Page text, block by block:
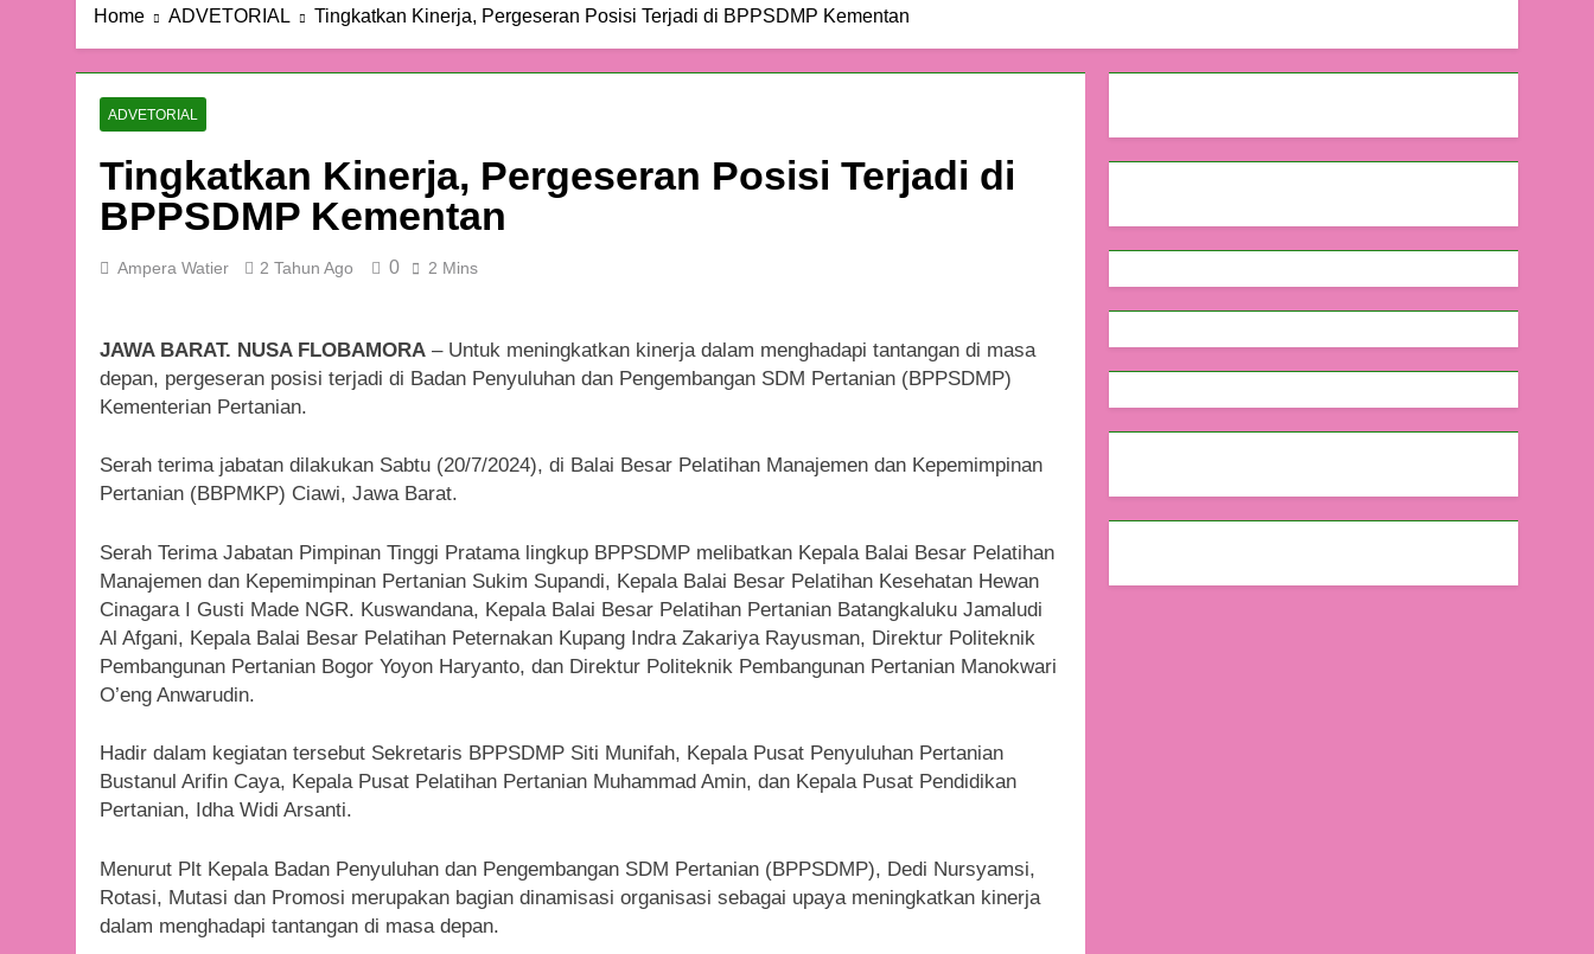
Home ADVETORIAL Tingkatkan Kinerja, Pergeseran Posisi Terjadi di BPPSDMP Kementan
ADVETORIAL
Tingkatkan Kinerja, Pergeseran Posisi Terjadi di
BPPSDMP Kementan
Ampera Watier 2 Tahun Ago 0 2 Mins
JAWA BARAT. NUSA FLOBAMORA – Untuk meningkatkan kinerja dalam menghadapi tantangan di masa
depan, pergeseran posisi terjadi di Badan Penyuluhan dan Pengembangan SDM Pertanian (BPPSDMP)
Kementerian Pertanian.
Serah terima jabatan dilakukan Sabtu (20/7/2024), di Balai Besar Pelatihan Manajemen dan Kepemimpinan
Pertanian (BBPMKP) Ciawi, Jawa Barat.
Serah Terima Jabatan Pimpinan Tinggi Pratama lingkup BPPSDMP melibatkan Kepala Balai Besar Pelatihan
Manajemen dan Kepemimpinan Pertanian Sukim Supandi, Kepala Balai Besar Pelatihan Kesehatan Hewan
Cinagara I Gusti Made NGR. Kuswandana, Kepala Balai Besar Pelatihan Pertanian Batangkaluku Jamaludi
Al Afgani, Kepala Balai Besar Pelatihan Peternakan Kupang Indra Zakariya Rayusman, Direktur Politeknik
Pembangunan Pertanian Bogor Yoyon Haryanto, dan Direktur Politeknik Pembangunan Pertanian Manokwari
O’eng Anwarudin.
Hadir dalam kegiatan tersebut Sekretaris BPPSDMP Siti Munifah, Kepala Pusat Penyuluhan Pertanian
Bustanul Arifin Caya, Kepala Pusat Pelatihan Pertanian Muhammad Amin, dan Kepala Pusat Pendidikan
Pertanian, Idha Widi Arsanti.
Menurut Plt Kepala Badan Penyuluhan dan Pengembangan SDM Pertanian (BPPSDMP), Dedi Nursyamsi,
Rotasi, Mutasi dan Promosi merupakan bagian dinamisasi organisasi sebagai upaya meningkatkan kinerja
dalam menghadapi tantangan di masa depan.